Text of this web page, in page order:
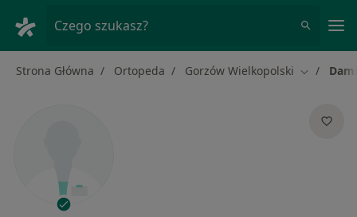
Czego szukasz?
Strona Główna Ortopeda Gorzów Wielkopolski Zmień